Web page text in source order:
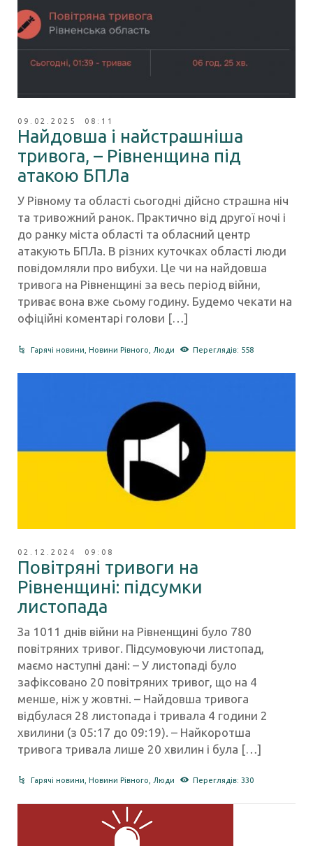
09.02.2025 08:11
Найдовша і найстрашніша
тривога, – Рівненщина під
атакою БПЛа
У Рівному та області сьогодні дійсно страшна ніч
та тривожний ранок. Практично від другої ночі і
до ранку міста області та обласний центр
атакують БПЛа. В різних куточках області люди
повідомляли про вибухи. Це чи на найдовша
тривога на Рівненщині за весь період війни,
триває вона вже сьому годину. Будемо чекати на
офіційні коментарі голови […]
Гарячі новини ,Новини Рівного Люди Переглядів: 558
02.12.2024 09:08
Повітряні тривоги на
Рівненщині: підсумки
листопада
За 1011 днів війни на Рівненщині було 780
повітряних тривог. Підсумовуючи листопад,
маємо наступні дані: – У листопаді було
зафіксовано 20 повітряних тривог, що на 4
менше, ніж у жовтні. – Найдовша тривога
відбулася 28 листопада і тривала 4 години 2
хвилини (з 05:17 до 09:19). – Найкоротша
тривога тривала лише 20 хвилин і була […]
Гарячі новини ,Новини Рівного Люди Переглядів: 330